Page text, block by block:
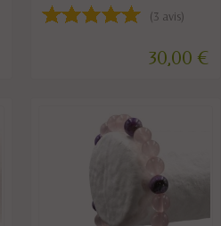
(3 avis)
30,00 €